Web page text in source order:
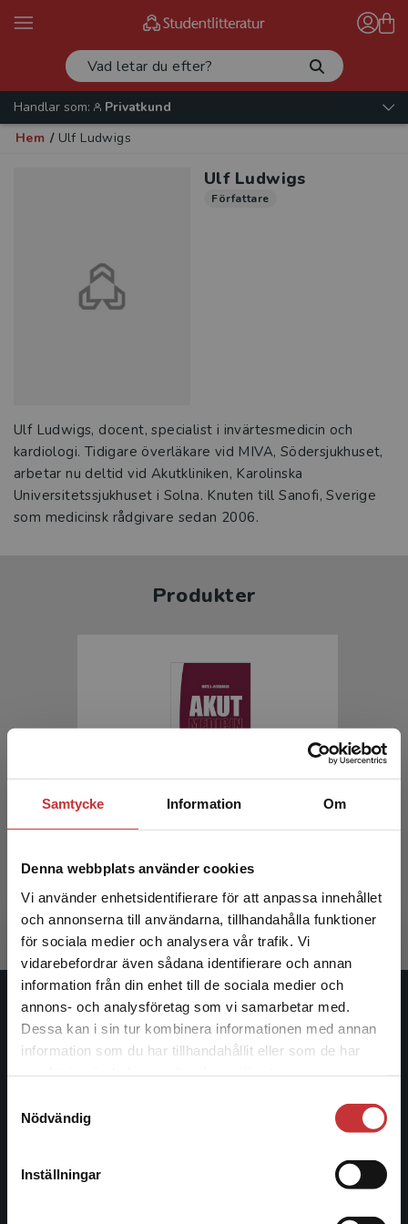
Samtycke Information Om
Denna webbplats använder cookies
Vi använder enhetsidentifierare för att anpassa innehållet
och annonserna till användarna, tillhandahålla funktioner
för sociala medier och analysera vår trafik. Vi
vidarebefordrar även sådana identifierare och annan
information från din enhet till de sociala medier och
annons- och analysföretag som vi samarbetar med.
Dessa kan i sin tur kombinera informationen med annan
information som du har tillhandahållit eller som de har
Nödvändig
Inställningar
Begränsad fraktregion
Det verkar som att du besöker
studentlitteratur.se via en enhet utanför Sverige.
Vi erbjuder inte leveranser utanför Sverige. För
att kunna slutföra ett köp måste
Handlar som:
Privatkund
Hem / Ulf Ludwigs
Ulf Ludwigs
Författare
Ulf Ludwigs, docent, specialist i invärtesmedicin och
kardiologi. Tidigare överläkare vid MIVA, Södersjukhuset,
arbetar nu deltid vid Akutkliniken, Karolinska
Universitetssjukhuset i Solna. Knuten till Sanofi, Sverige
som medicinsk rådgivare sedan 2006.
Produkter
Matell-Reichards Akutmedicin
Fryckstedt, Jessica m.fl.
Exkl. moms: 487 kr
Studentlitteratur
Studentlitteratur grundades 1963 och är idag Sveriges
ledande utbildningsförlag. Med läromedel, kurslitteratur,
informationstjänster i utbudet, finns Studentlitteratur med